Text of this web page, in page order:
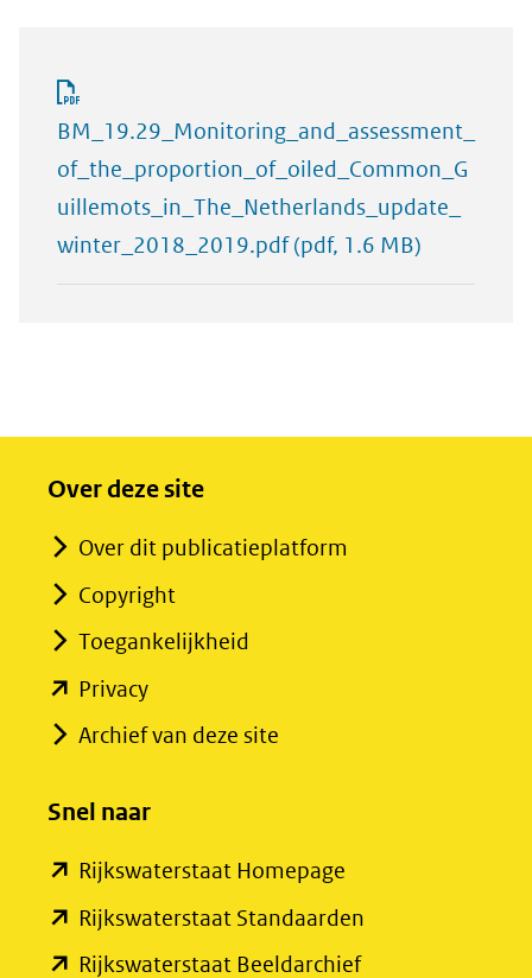
BM_19.29_Monitoring_and_assessment_
of_the_proportion_of_oiled_Common_G
uillemots_in_The_Netherlands_update_
winter_2018_2019.pdf(pdf, 1.6 MB)
Over deze site
Over dit publicatieplatform
Copyright
Toegankelijkheid
Privacy(opent
in
venster)
naar
een
andere
Archief van deze site
Snel naar
Rijkswaterstaat Homepage
in
Rijkswaterstaat Standaarden
Rijkswaterstaat Beeldarchief(opent